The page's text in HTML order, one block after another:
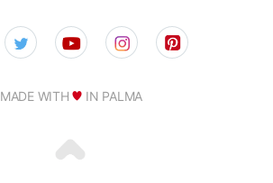
MADE WITH IN PALMA